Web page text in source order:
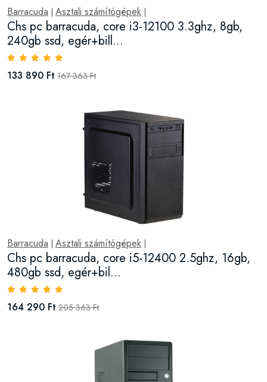
Barracuda | Asztali számítógépek |
Chs pc barracuda, core i3-12100 3.3ghz, 8gb,
240gb ssd, egér+bill...
133 890 Ft 167 363 Ft
Barracuda | Asztali számítógépek |
Chs pc barracuda, core i5-12400 2.5ghz, 16gb,
480gb ssd, egér+bil...
164 290 Ft 205 363 Ft